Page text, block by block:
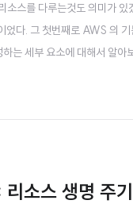
스를 다루는것도 의미가
었다. 그 첫번째로 AWS 의
는 세부 요소에 대해서 알
소스 생명 주